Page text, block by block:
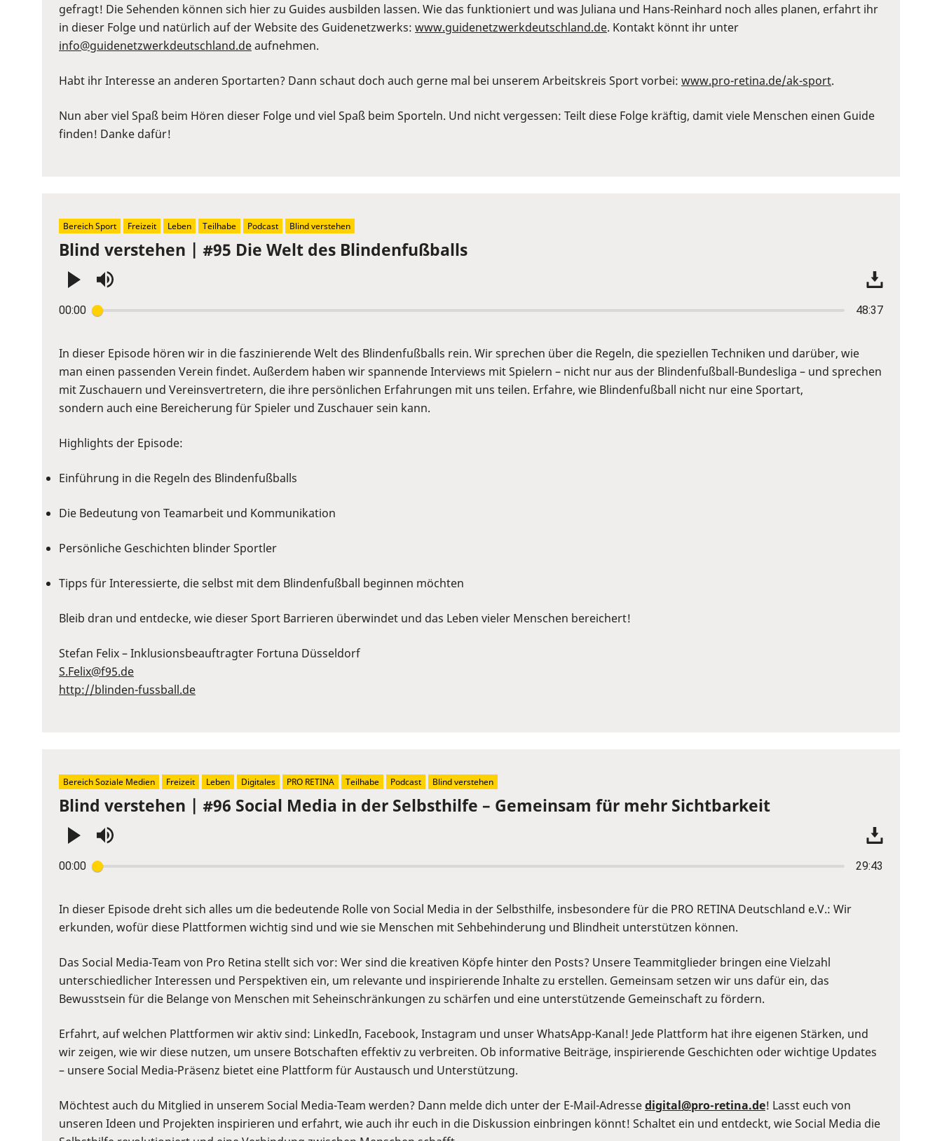
gefragt! Die Sehenden können sich hier zu Guides ausbilden lassen. Wie das funktioniert und was Juliana und Hans-Reinhard noch alles planen, erfahrt ihr
in dieser Folge und natürlich auf der Website des Guidenetzwerks: ⁠www.guidenetzwerkdeutschland.de⁠. Kontakt könnt ihr unter
⁠info@guidenetzwerkdeutschland.de⁠aufnehmen.
Habt ihr Interesse an anderen Sportarten? Dann schaut doch auch gerne mal bei unserem Arbeitskreis Sport vorbei: ⁠www.pro-retina.de/ak-sport⁠.
Nun aber viel Spaß beim Hören dieser Folge und viel Spaß beim Sporteln. Und nicht vergessen: Teilt diese Folge kräftig, damit viele Menschen einen Guide
finden! Danke dafür!
Blind verstehen | #95 Die Welt des Blindenfußballs
00:00 48:37
Enter
Space
to
show
volume
In dieser Episode hören wir in die faszinierende Welt des Blindenfußballs rein. Wir sprechen über die Regeln, die speziellen Techniken und darüber, wie
man einen passenden Verein findet. Außerdem haben wir spannende Interviews mit Spielern – nicht nur aus der Blindenfußball-Bundesliga – und sprechen
mit Zuschauern und Vereinsvertretern, die ihre persönlichen Erfahrungen mit uns teilen. Erfahre, wie Blindenfußball nicht nur eine Sportart,
sondern auch eine Bereicherung für Spieler und Zuschauer sein kann.
Highlights der Episode:
Einführung in die Regeln des Blindenfußballs
Die Bedeutung von Teamarbeit und Kommunikation
Persönliche Geschichten blinder Sportler
Tipps für Interessierte, die selbst mit dem Blindenfußball beginnen möchten
Bleib dran und entdecke, wie dieser Sport Barrieren überwindet und das Leben vieler Menschen bereichert!
Stefan Felix – Inklusionsbeauftragter Fortuna Düsseldorf
S.Felix@f95.de⁠
⁠http://blinden-fussball.de
Bereich Sport Freizeit Leben Teilhabe Podcast Blind verstehen
Blind verstehen | #96 Social Media in der Selbsthilfe – Gemeinsam für mehr Sichtbarkeit
00:00 29:43
Enter
Space
to
volume
slider.
In dieser Episode dreht sich alles um die bedeutende Rolle von Social Media in der Selbsthilfe, insbesondere für die PRO RETINA Deutschland e.V.: Wir
erkunden, wofür diese Plattformen wichtig sind und wie sie Menschen mit Sehbehinderung und Blindheit unterstützen können.
Das Social Media-Team von Pro Retina stellt sich vor: Wer sind die kreativen Köpfe hinter den Posts? Unsere Teammitglieder bringen eine Vielzahl
unterschiedlicher Interessen und Perspektiven ein, um relevante und inspirierende Inhalte zu erstellen. Gemeinsam setzen wir uns dafür ein, das
Bewusstsein für die Belange von Menschen mit Seheinschränkungen zu schärfen und eine unterstützende Gemeinschaft zu fördern.
Erfahrt, auf welchen Plattformen wir aktiv sind: LinkedIn, Facebook, Instagram und unser WhatsApp-Kanal! Jede Plattform hat ihre eigenen Stärken, und
wir zeigen, wie wir diese nutzen, um unsere Botschaften effektiv zu verbreiten. Ob informative Beiträge, inspirierende Geschichten oder wichtige Updates
– unsere Social Media-Präsenz bietet eine Plattform für Austausch und Unterstützung.
Möchtest auch du Mitglied in unserem Social Media-Team werden? Dann melde dich unter der E-Mail-Adressedigital@pro-retina.de! Lasst euch von
unseren Ideen und Projekten inspirieren und erfahrt, wie auch ihr euch in die Diskussion einbringen könnt! Schaltet ein und entdeckt, wie Social Media die
Bereich Soziale Medien Freizeit Leben Digitales PRO RETINA Teilhabe Podcast Blind verstehen